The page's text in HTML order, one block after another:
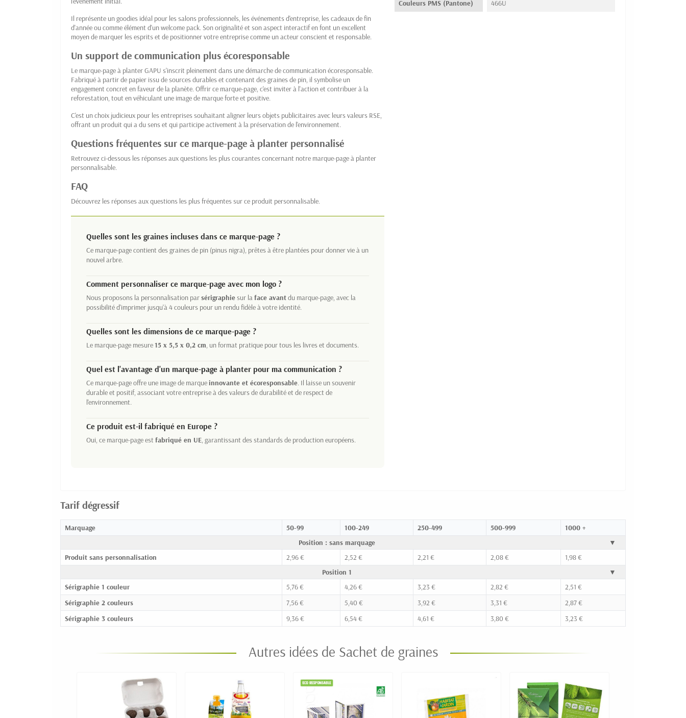
Il représente un goodies idéal pour les salons professionnels, les événements d'entreprise, les cadeaux de fin
d'année ou comme élément d'un welcome pack. Son originalité et son aspect interactif en font un excellent
moyen de marquer les esprits et de positionner votre entreprise comme un acteur conscient et responsable.
Un support de communication plus écoresponsable
Le marque-page à planter GAPU s'inscrit pleinement dans une démarche de communication écoresponsable.
Fabriqué à partir de papier issu de sources durables et contenant des graines de pin, il symbolise un
engagement concret en faveur de la planète. Offrir ce marque-page, c'est inviter à l'action et contribuer à la
reforestation, tout en véhiculant une image de marque forte et positive.
C'est un choix judicieux pour les entreprises souhaitant aligner leurs objets publicitaires avec leurs valeurs RSE,
offrant un produit qui a du sens et qui participe activement à la préservation de l'environnement.
Questions fréquentes sur ce marque-page à planter personnalisé
Retrouvez ci-dessous les réponses aux questions les plus courantes concernant notre marque-page à planter
personnalisable.
FAQ
Découvrez les réponses aux questions les plus fréquentes sur ce produit personnalisable.
Quelles sont les graines incluses dans ce marque-page ?
Ce marque-page contient des graines de pin (pinus nigra), prêtes à être plantées pour donner vie à un
nouvel arbre.
Comment personnaliser ce marque-page avec mon logo ?
Nous proposons la personnalisation parsérigraphie sur laface avantdu marque-page, avec la
possibilité d'imprimer jusqu'à 4 couleurs pour un rendu fidèle à votre identité.
Quelles sont les dimensions de ce marque-page ?
Le marque-page mesure15 x 5,5 x 0,2 cm, un format pratique pour tous les livres et documents.
Quel est l'avantage d'un marque-page à planter pour ma communication ?
Ce marque-page offre une image de marqueinnovante et écoresponsable. Il laisse un souvenir
durable et positif, associant votre entreprise à des valeurs de durabilité et de respect de
l'environnement.
Ce produit est-il fabriqué en Europe ?
Oui, ce marque-page est fabriqué en UE, garantissant des standards de production européens.
Couleurs PMS (Pantone) 466U
Tarif dégressif
Marquage 50-99 100-249 250-499 500-999
1000 +
Position : sans marquage
▼
Produit sans personnalisation
2,96 € 2,52 € 2,21 € 2,08 €
1,98 €
Position 1
▼
Sérigraphie 1 couleur
5,76 € 4,26 € 3,23 € 2,82 €
2,51 €
Sérigraphie 2 couleurs
7,56 € 5,40 € 3,92 € 3,31 €
2,87 €
Sérigraphie 3 couleurs
9,36 € 6,54 € 4,61 € 3,80 € 3,23 €
Autres idées de Sachet de graines